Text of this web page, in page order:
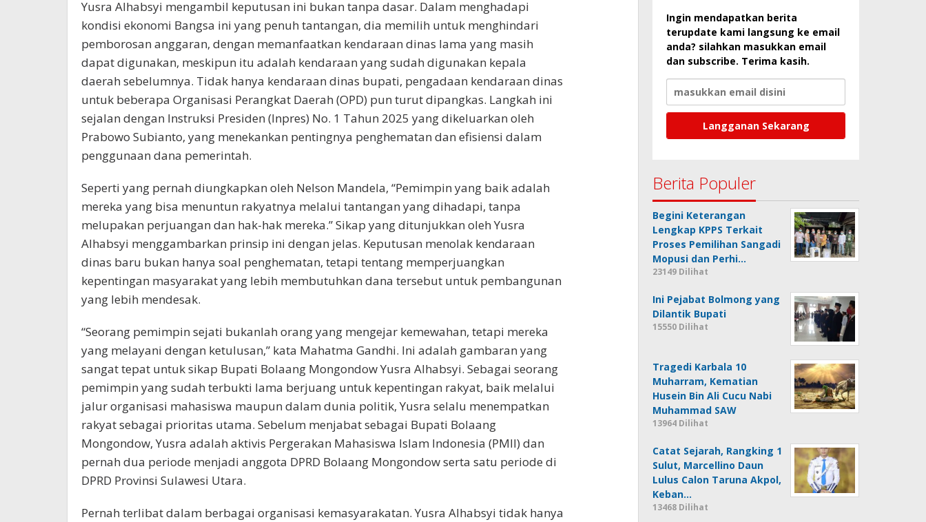
Yusra Alhabsyi mengambil keputusan ini bukan tanpa dasar. Dalam menghadapi
kondisi ekonomi Bangsa ini yang penuh tantangan, dia memilih untuk menghindari
pemborosan anggaran, dengan memanfaatkan kendaraan dinas lama yang masih
dapat digunakan, meskipun itu adalah kendaraan yang sudah digunakan kepala
daerah sebelumnya. Tidak hanya kendaraan dinas bupati, pengadaan kendaraan dinas
untuk beberapa Organisasi Perangkat Daerah (OPD) pun turut dipangkas. Langkah ini
sejalan dengan Instruksi Presiden (Inpres) No. 1 Tahun 2025 yang dikeluarkan oleh
Prabowo Subianto, yang menekankan pentingnya penghematan dan efisiensi dalam
penggunaan dana pemerintah.
Seperti yang pernah diungkapkan oleh Nelson Mandela, “Pemimpin yang baik adalah
mereka yang bisa menuntun rakyatnya melalui tantangan yang dihadapi, tanpa
melupakan perjuangan dan hak-hak mereka.” Sikap yang ditunjukkan oleh Yusra
Alhabsyi menggambarkan prinsip ini dengan jelas. Keputusan menolak kendaraan
dinas baru bukan hanya soal penghematan, tetapi tentang memperjuangkan
kepentingan masyarakat yang lebih membutuhkan dana tersebut untuk pembangunan
yang lebih mendesak.
“Seorang pemimpin sejati bukanlah orang yang mengejar kemewahan, tetapi mereka
yang melayani dengan ketulusan,” kata Mahatma Gandhi. Ini adalah gambaran yang
sangat tepat untuk sikap Bupati Bolaang Mongondow Yusra Alhabsyi. Sebagai seorang
pemimpin yang sudah terbukti lama berjuang untuk kepentingan rakyat, baik melalui
jalur organisasi mahasiswa maupun dalam dunia politik, Yusra selalu menempatkan
rakyat sebagai prioritas utama. Sebelum menjabat sebagai Bupati Bolaang
Mongondow, Yusra adalah aktivis Pergerakan Mahasiswa Islam Indonesia (PMII) dan
pernah dua periode menjadi anggota DPRD Bolaang Mongondow serta satu periode di
DPRD Provinsi Sulawesi Utara.
Pernah terlibat dalam berbagai organisasi kemasyarakatan. Yusra Alhabsyi tidak hanya
Ingin mendapatkan berita
terupdate kami langsung ke email
anda? silahkan masukkan email
dan subscribe. Terima kasih.
Berita Populer
Begini Keterangan
Lengkap KPPS Terkait
Proses Pemilihan Sangadi
Mopusi dan Perhi…
23149 Dilihat
Ini Pejabat Bolmong yang
Dilantik Bupati
15550 Dilihat
Tragedi Karbala 10
Muharram, Kematian
Husein Bin Ali Cucu Nabi
Muhammad SAW
13964 Dilihat
Catat Sejarah, Rangking 1
Sulut, Marcellino Daun
Lulus Calon Taruna Akpol,
Keban…
13468 Dilihat